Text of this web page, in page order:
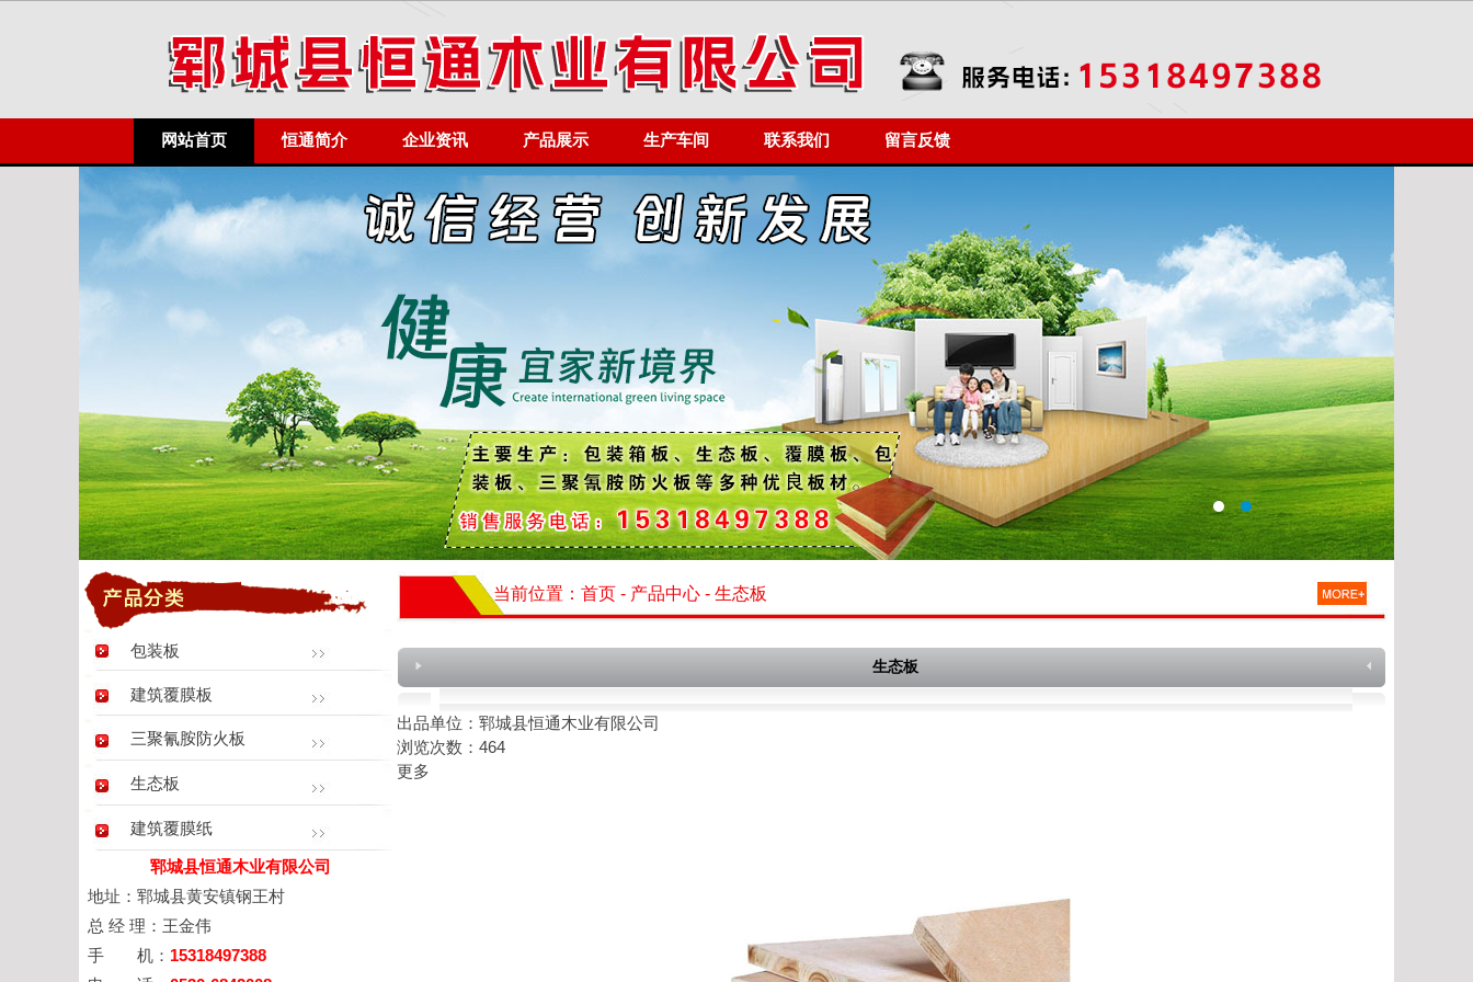
网站首页 恒通简介 企业资讯 产品展示 生产车间 联系我们 留言反馈
包装板
建筑覆膜板
三聚氰胺防火板
生态板
建筑覆膜纸
郓城县恒通木业有限公司
地址：郓城县黄安镇钢王村
总 经 理：王金伟
手 机： 15318497388
当前位置： 首页 - 产品中心 - 生态板
生态板
出品单位：郓城县恒通木业有限公司
浏览次数：464
更多